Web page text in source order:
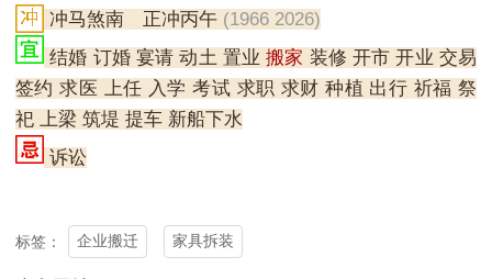
冲马煞南 正冲丙午 (1966 2026)
结婚 订婚 宴请 动土 置业搬家 装修 开市 开业 交易
签约 求医 上任 入学 考试 求职 求财 种植 出行 祈福 祭
祀 上梁 筑堤 提车 新船下水
诉讼
标签： 企业搬迁 家具拆装